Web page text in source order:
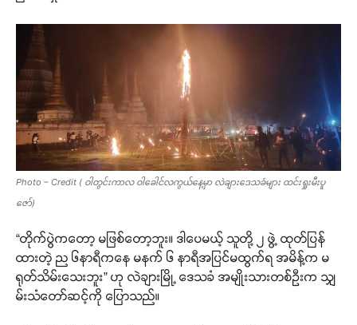
Photo – Credit ( ဝါတွင်းကာလ ဝါခေါင်လကွယ်နေ့မှာ လဲချားဒေသခံများ ထင်းရှုးမီးပူ
ဇော်)
“တိုက်ပွဲကတော့ မဖြစ်တော့ဘူး။ ဒါပေမယ့် သူတို့ ၂ ဖွဲ့ ထုတ်ပြန်
ထားတဲ့ ည ၆နာရီကနေ မနက် ၆ နာရီအပြင်မထွက်ရ အမိန့်က မ
ရုတ်သိမ်းသေးဘူး” ဟု လဲချားမြို့ ဒေသခံ အမျိုးသားတစ်ဦးက သျှ
မ်းသံတော်ဆင့်ကို ပြောသည်။